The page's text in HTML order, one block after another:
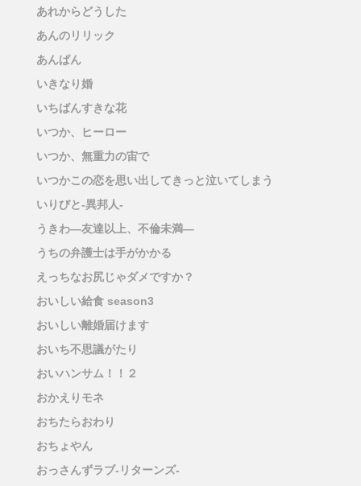
あれからどうした
あんのリリック
あんぱん
いきなり婚
いちばんすきな花
いつか、ヒーロー
いつか、無重力の宙で
いつかこの恋を思い出してきっと泣いてしまう
いりびと-異邦人-
うきわ―友達以上、不倫未満―
うちの弁護士は手がかかる
えっちなお尻じゃダメですか？
おいしい給食 season3
おいしい離婚届けます
おいち不思議がたり
おいハンサム！！２
おかえりモネ
おちたらおわり
おちょやん
おっさんずラブ-リターンズ-